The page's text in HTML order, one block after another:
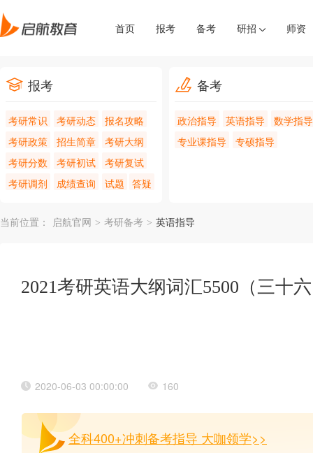
首页 报考 备考 研招 师资
报考
考研常识 考研动态
报名攻略
考研政策
招生简章
考研大纲
考研分数
考研初试
考研复试
考研调剂
成绩查询 试题 答疑
备考
政治指导 英语指导
数学指导
专业课指导
专硕指导
当前位置： 启航官网 > 考研备考 > 英语指导
2021考研英语大纲词汇5500（三十
2020-06-03 00:00:00 160
全科400+冲刺备考指导 大咖领学>>